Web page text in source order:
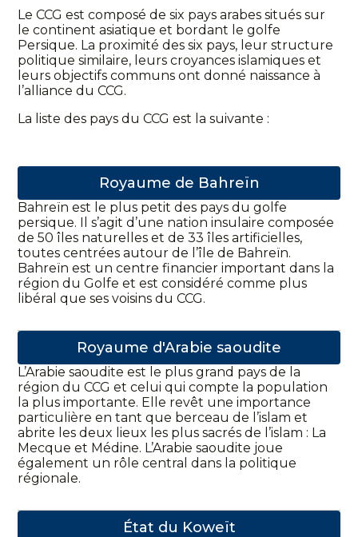
Le CCG est composé de six pays arabes situés sur
le continent asiatique et bordant le golfe
Persique. La proximité des six pays, leur structure
politique similaire, leurs croyances islamiques et
leurs objectifs communs ont donné naissance à
l’alliance du CCG.
La liste des pays du CCG est la suivante :
Royaume de Bahreïn
Bahreïn est le plus petit des pays du golfe
persique. Il s’agit d’une nation insulaire composée
de 50 îles naturelles et de 33 îles artificielles,
toutes centrées autour de l’île de Bahreïn.
Bahreïn est un centre financier important dans la
région du Golfe et est considéré comme plus
libéral que ses voisins du CCG.
Royaume d'Arabie saoudite
L’Arabie saoudite est le plus grand pays de la
région du CCG et celui qui compte la population
la plus importante. Elle revêt une importance
particulière en tant que berceau de l’islam et
abrite les deux lieux les plus sacrés de l’islam : La
Mecque et Médine. L’Arabie saoudite joue
également un rôle central dans la politique
régionale.
État du Koweït